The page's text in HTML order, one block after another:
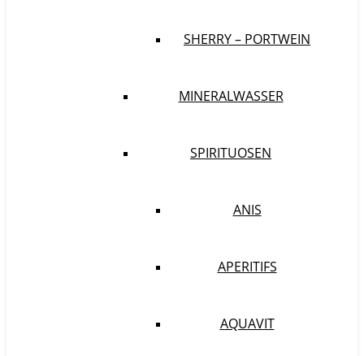
SHERRY – PORTWEIN
MINERALWASSER
SPIRITUOSEN
ANIS
APERITIFS
AQUAVIT